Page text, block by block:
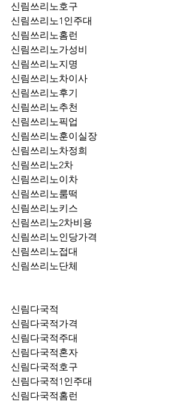
신림쓰리노호구
신림쓰리노1인주대
신림쓰리노홈런
신림쓰리노가성비
신림쓰리노지명
신림쓰리노차이사
신림쓰리노후기
신림쓰리노추천
신림쓰리노훈이실장
신림쓰리노차정희
신림쓰리노2차
신림쓰리노이차
신림쓰리노룸떡
신림쓰리노키스
신림쓰리노2차비용
신림쓰리노인당가격
신림쓰리노접대
신림쓰리노단체
신림다국적
신림다국적가격
신림다국적주대
신림다국적혼자
신림다국적호구
신림다국적1인주대
신림다국적홈런